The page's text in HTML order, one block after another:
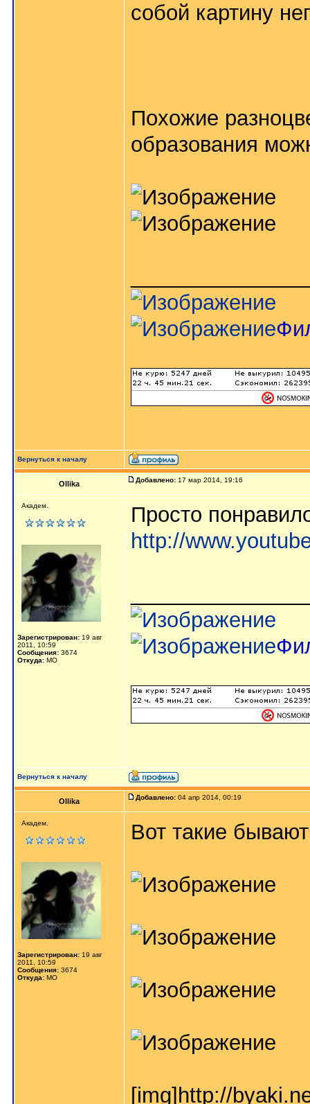
собой картину
Похожие
образования
Вернуться к началу
Ollika Добавлено: 17 мар 2014, 19:16
Академ.
Зарегистрирован: 19 авг
2011, 10:59
Сообщения: 3674
Откуда: МО
Просто
http://
Вернуться к началу
Ollika Добавлено: 04 апр 2014, 00:19
Академ.
Зарегистрирован: 19 авг
2011, 10:59
Сообщения: 3674
Откуда: МО
Вот такие
[img]http://